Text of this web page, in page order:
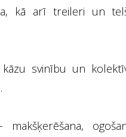
kā arī treileri un
svinību un